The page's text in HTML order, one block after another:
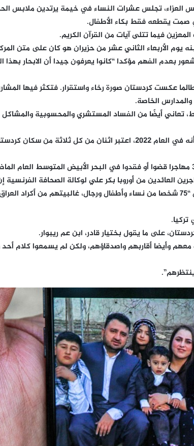
تجلس عشرات النساء في خيمة يرتدين ملابس
صمت يقطعه فقط بكاء الأطفال.
فيما تتلى آيات من القرآن الكريم.
يوم الأربعاء الثاني عشر من حزيران هو كان على متن
بعدم الفهم مؤكدا “كانوا يعرفون جيدا أن الابحار
عكست كردستان صورة رخاء واستقرار. فتكثر فيها
والمدارس الخاصة.
تعاني أيضًا من الفساد المستشري والمحسوبية والمشاكل
وأظهر استطلاع للرأي أجرته مؤسسة غالوب أنه في العام 2022، اعتبر اثنان من كل ثلاثة
العائدين من أوروبا بكر علي لوكالة الصحافة الفرنسية
الذي غرق قرب السواحل الإيطالية كان يحمل “75 شخصا من نساء وأطفال ورجال، غالبيتهم من أكراد
على ما يقول بختيار قادر، ابن عم ريبوار.
وأيضا أقاربهم واصدقاؤهم، ولكن لم يسمعوا كلام أحد